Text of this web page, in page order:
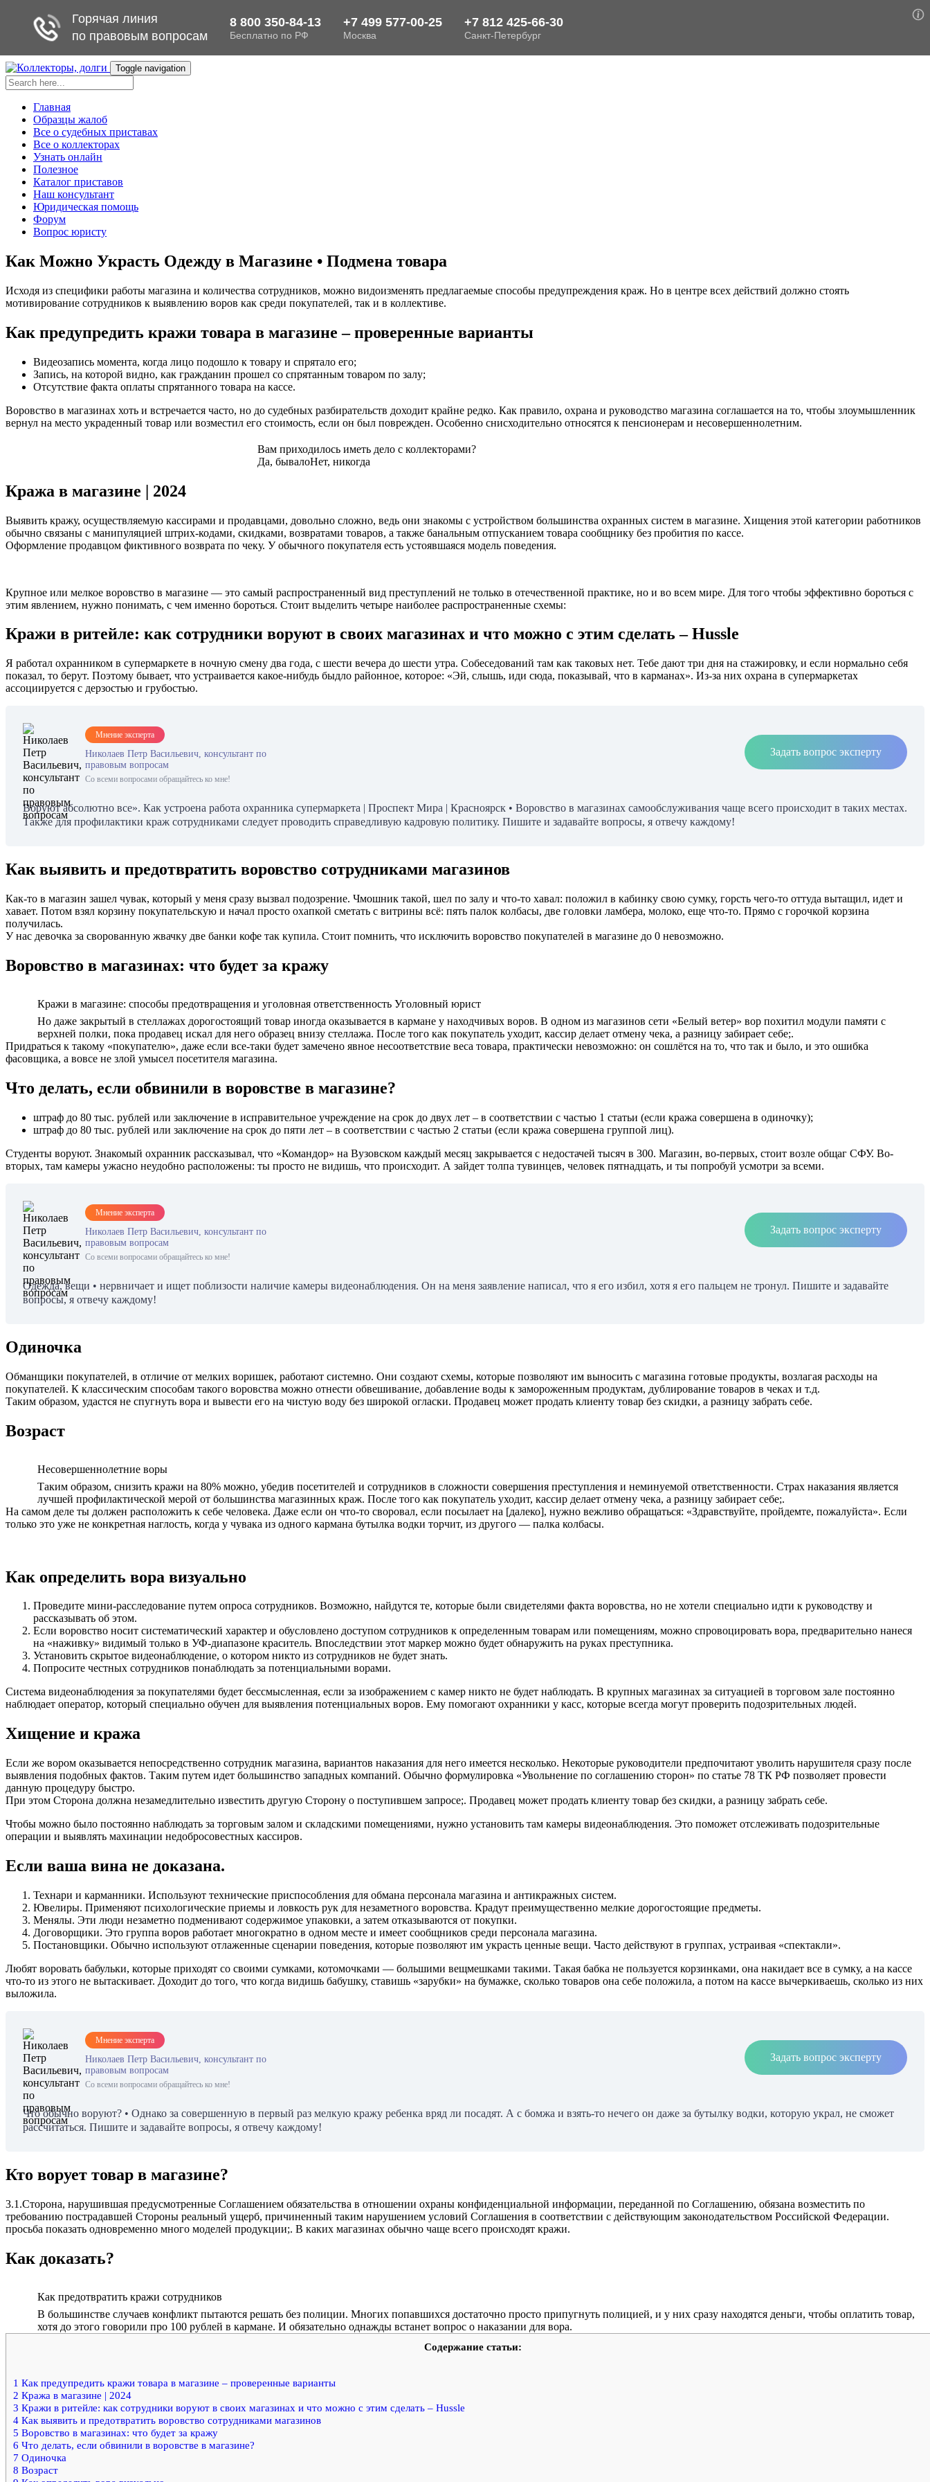
Toggle navigation
Главная
Образцы жалоб
Все о судебных приставах
Все о коллекторах
Узнать онлайн
Полезное
Каталог приставов
Наш консультант
Юридическая помощь
Форум
Вопрос юристу
Как Можно Украсть Одежду в Магазине • Подмена товара
Исходя из специфики работы магазина и количества сотрудников, можно видоизменять предлагаемые способы предупреждения краж. Но в центре всех действий должно стоять
мотивирование сотрудников к выявлению воров как среди покупателей, так и в коллективе.
Как предупредить кражи товара в магазине – проверенные варианты
Видеозапись момента, когда лицо подошло к товару и спрятало его;
Запись, на которой видно, как гражданин прошел со спрятанным товаром по залу;
Отсутствие факта оплаты спрятанного товара на кассе.
Воровство в магазинах хоть и встречается часто, но до судебных разбирательств доходит крайне редко. Как правило, охрана и руководство магазина соглашается на то, чтобы злоумышленник
вернул на место украденный товар или возместил его стоимость, если он был поврежден. Особенно снисходительно относятся к пенсионерам и несовершеннолетним.
Вам приходилось иметь дело с коллекторами?
Да, бывалоНет, никогда
Кража в магазине | 2024
Выявить кражу, осуществляемую кассирами и продавцами, довольно сложно, ведь они знакомы с устройством большинства охранных систем в магазине. Хищения этой категории работников
обычно связаны с манипуляцией штрих-кодами, скидками, возвратами товаров, а также банальным отпусканием товара сообщнику без пробития по кассе.
Оформление продавцом фиктивного возврата по чеку. У обычного покупателя есть устоявшаяся модель поведения.
Крупное или мелкое воровство в магазине — это самый распространенный вид преступлений не только в отечественной практике, но и во всем мире. Для того чтобы эффективно бороться с
этим явлением, нужно понимать, с чем именно бороться. Стоит выделить четыре наиболее распространенные схемы:
Кражи в ритейле: как сотрудники воруют в своих магазинах и что можно с этим сделать – Hussle
Я работал охранником в супермаркете в ночную смену два года, с шести вечера до шести утра. Собеседований там как таковых нет. Тебе дают три дня на стажировку, и если нормально себя
показал, то берут. Поэтому бывает, что устраивается какое-нибудь быдло районное, которое: «Эй, слышь, иди сюда, показывай, что в карманах». Из-за них охрана в супермаркетах
ассоциируется с дерзостью и грубостью.
Мнение эксперта
Николаев Петр Васильевич, консультант по
правовым вопросам
Со всеми вопросами обращайтесь ко мне!
Задать вопрос эксперту
Воруют абсолютно все». Как устроена работа охранника супермаркета | Проспект Мира | Красноярск • Воровство в магазинах самообслуживания чаще всего происходит в таких местах.
Также для профилактики краж сотрудниками следует проводить справедливую кадровую политику. Пишите и задавайте вопросы, я отвечу каждому!
Как выявить и предотвратить воровство сотрудниками магазинов
Как-то в магазин зашел чувак, который у меня сразу вызвал подозрение. Чмошник такой, шел по залу и что-то хавал: положил в кабинку свою сумку, горсть чего-то оттуда вытащил, идет и
хавает. Потом взял корзину покупательскую и начал просто охапкой сметать с витрины всё: пять палок колбасы, две головки ламбера, молоко, еще что-то. Прямо с горочкой корзина
получилась.
У нас девочка за сворованную жвачку две банки кофе так купила. Стоит помнить, что исключить воровство покупателей в магазине до 0 невозможно.
Воровство в магазинах: что будет за кражу
Кражи в магазине: способы предотвращения и уголовная ответственность Уголовный юрист
Но даже закрытый в стеллажах дорогостоящий товар иногда оказывается в кармане у находчивых воров. В одном из магазинов сети «Белый ветер» вор похитил модули памяти с
верхней полки, пока продавец искал для него образец внизу стеллажа. После того как покупатель уходит, кассир делает отмену чека, а разницу забирает себе;.
Придраться к такому «покупателю», даже если все-таки будет замечено явное несоответствие веса товара, практически невозможно: он сошлётся на то, что так и было, и это ошибка
фасовщика, а вовсе не злой умысел посетителя магазина.
Что делать, если обвинили в воровстве в магазине?
штраф до 80 тыс. рублей или заключение в исправительное учреждение на срок до двух лет – в соответствии с частью 1 статьи (если кража совершена в одиночку);
штраф до 80 тыс. рублей или заключение на срок до пяти лет – в соответствии с частью 2 статьи (если кража совершена группой лиц).
Студенты воруют. Знакомый охранник рассказывал, что «Командор» на Вузовском каждый месяц закрывается с недостачей тысяч в 300. Магазин, во-первых, стоит возле общаг СФУ. Во-
вторых, там камеры ужасно неудобно расположены: ты просто не видишь, что происходит. А зайдет толпа тувинцев, человек пятнадцать, и ты попробуй усмотри за всеми.
Мнение эксперта
Николаев Петр Васильевич, консультант по
правовым вопросам
Со всеми вопросами обращайтесь ко мне!
Задать вопрос эксперту
Одежда, вещи • нервничает и ищет поблизости наличие камеры видеонаблюдения. Он на меня заявление написал, что я его избил, хотя я его пальцем не тронул. Пишите и задавайте
вопросы, я отвечу каждому!
Одиночка
Обманщики покупателей, в отличие от мелких воришек, работают системно. Они создают схемы, которые позволяют им выносить с магазина готовые продукты, возлагая расходы на
покупателей. К классическим способам такого воровства можно отнести обвешивание, добавление воды к замороженным продуктам, дублирование товаров в чеках и т.д.
Таким образом, удастся не спугнуть вора и вывести его на чистую воду без широкой огласки. Продавец может продать клиенту товар без скидки, а разницу забрать себе.
Возраст
Несовершеннолетние воры
Таким образом, снизить кражи на 80% можно, убедив посетителей и сотрудников в сложности совершения преступления и неминуемой ответственности. Страх наказания является
лучшей профилактической мерой от большинства магазинных краж. После того как покупатель уходит, кассир делает отмену чека, а разницу забирает себе;.
На самом деле ты должен расположить к себе человека. Даже если он что-то своровал, если посылает на [далеко], нужно вежливо обращаться: «Здравствуйте, пройдемте, пожалуйста». Если
только это уже не конкретная наглость, когда у чувака из одного кармана бутылка водки торчит, из другого — палка колбасы.
Как определить вора визуально
Проведите мини-расследование путем опроса сотрудников. Возможно, найдутся те, которые были свидетелями факта воровства, но не хотели специально идти к руководству и
рассказывать об этом.
Если воровство носит систематический характер и обусловлено доступом сотрудников к определенным товарам или помещениям, можно спровоцировать вора, предварительно нанеся
на «наживку» видимый только в УФ-диапазоне краситель. Впоследствии этот маркер можно будет обнаружить на руках преступника.
Установить скрытое видеонаблюдение, о котором никто из сотрудников не будет знать.
Попросите честных сотрудников понаблюдать за потенциальными ворами.
Система видеонаблюдения за покупателями будет бессмысленная, если за изображением с камер никто не будет наблюдать. В крупных магазинах за ситуацией в торговом зале постоянно
наблюдает оператор, который специально обучен для выявления потенциальных воров. Ему помогают охранники у касс, которые всегда могут проверить подозрительных людей.
Хищение и кража
Если же вором оказывается непосредственно сотрудник магазина, вариантов наказания для него имеется несколько. Некоторые руководители предпочитают уволить нарушителя сразу после
выявления подобных фактов. Таким путем идет большинство западных компаний. Обычно формулировка «Увольнение по соглашению сторон» по статье 78 ТК РФ позволяет провести
данную процедуру быстро.
При этом Сторона должна незамедлительно известить другую Сторону о поступившем запросе;. Продавец может продать клиенту товар без скидки, а разницу забрать себе.
Чтобы можно было постоянно наблюдать за торговым залом и складскими помещениями, нужно установить там камеры видеонаблюдения. Это поможет отслеживать подозрительные
операции и выявлять махинации недобросовестных кассиров.
Если ваша вина не доказана.
Технари и карманники. Используют технические приспособления для обмана персонала магазина и антикражных систем.
Ювелиры. Применяют психологические приемы и ловкость рук для незаметного воровства. Крадут преимущественно мелкие дорогостоящие предметы.
Менялы. Эти люди незаметно подменивают содержимое упаковки, а затем отказываются от покупки.
Договорщики. Это группа воров работает многократно в одном месте и имеет сообщников среди персонала магазина.
Постановщики. Обычно используют отлаженные сценарии поведения, которые позволяют им украсть ценные вещи. Часто действуют в группах, устраивая «спектакли».
Любят воровать бабульки, которые приходят со своими сумками, котомочками — большими вещмешками такими. Такая бабка не пользуется корзинками, она накидает все в сумку, а на кассе
что-то из этого не вытаскивает. Доходит до того, что когда видишь бабушку, ставишь «зарубки» на бумажке, сколько товаров она себе положила, а потом на кассе вычеркиваешь, сколько из них
выложила.
Мнение эксперта
Николаев Петр Васильевич, консультант по
правовым вопросам
Со всеми вопросами обращайтесь ко мне!
Задать вопрос эксперту
Что обычно воруют? • Однако за совершенную в первый раз мелкую кражу ребенка вряд ли посадят. А с бомжа и взять-то нечего он даже за бутылку водки, которую украл, не сможет
рассчитаться. Пишите и задавайте вопросы, я отвечу каждому!
Кто ворует товар в магазине?
3.1.Сторона, нарушившая предусмотренные Соглашением обязательства в отношении охраны конфиденциальной информации, переданной по Соглашению, обязана возместить по
требованию пострадавшей Стороны реальный ущерб, причиненный таким нарушением условий Соглашения в соответствии с действующим законодательством Российской Федерации.
просьба показать одновременно много моделей продукции;. В каких магазинах обычно чаще всего происходят кражи.
Как доказать?
Как предотвратить кражи сотрудников
В большинстве случаев конфликт пытаются решать без полиции. Многих попавшихся достаточно просто припугнуть полицией, и у них сразу находятся деньги, чтобы оплатить товар,
хотя до этого говорили про 100 рублей в кармане. И обязательно однажды встанет вопрос о наказании для вора.
Содержание статьи:
1 Как предупредить кражи товара в магазине – проверенные варианты
2 Кража в магазине | 2024
3 Кражи в ритейле: как сотрудники воруют в своих магазинах и что можно с этим сделать – Hussle
4 Как выявить и предотвратить воровство сотрудниками магазинов
5 Воровство в магазинах: что будет за кражу
6 Что делать, если обвинили в воровстве в магазине?
7 Одиночка
8 Возраст